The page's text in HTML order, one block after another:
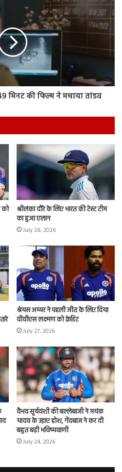
मिनट की फिल्म ने मचाया तांडव
को
श्रीलंका दौरे के लिए भारत की टेस्ट टीम
का हुआ एलान
July 28, 2026
श्रेयस अय्यर ने पहली जीत के लिए दिया
वीवीएस लक्ष्मण को क्रेडिट
July 27, 2026
वैभव सूर्यवंशी की बल्लेबाजी ने मयंक
यादव के उड़ाए होश, गेंदबाज ने कर दी
बहुत बड़ी भविष्यवाणी
July 24, 2026